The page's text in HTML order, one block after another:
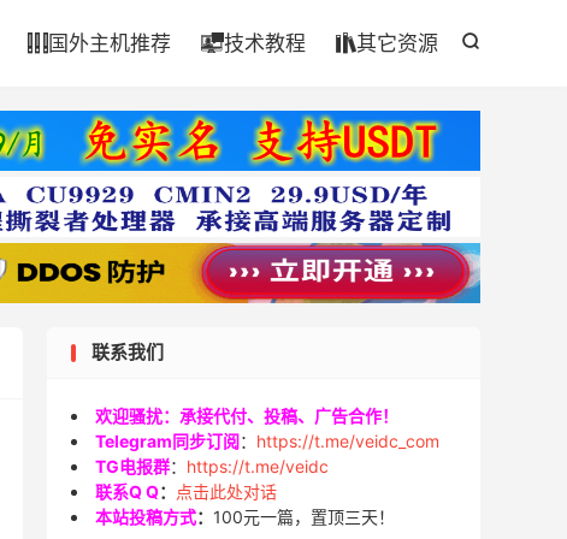

 国外主机推荐 技术教程 其它资源
联系我们
欢迎骚扰：承接代付、投稿、广告合作！
Telegram同步订阅： https://t.me/veidc_com
TG电报群： https://t.me/veidc
联系Q Q：
点击此处对话
本站投稿方式： 100元一篇，置顶三天！